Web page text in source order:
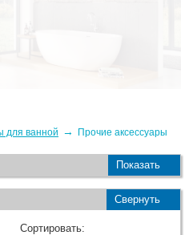
для ванной → Прочие аксессуары
Показать
Свернуть
Сортировать: